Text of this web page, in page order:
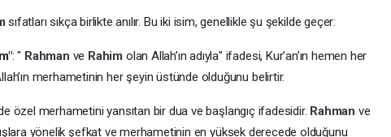
sıfatları sıkça birlikte anılır. Bu iki isim, genellikle şu şekilde geçer:
: " Rahman ve Rahim olan Allah’ın adıyla" ifadesi, Kur’an’ın hemen her
merhametinin her şeyin üstünde olduğunu belirtir.
özel merhametini yansıtan bir dua ve başlangıç ifadesidir. Rahman ve
yönelik şefkat ve merhametinin en yüksek derecede olduğunu